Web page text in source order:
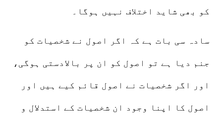
کو بھی شاید اختلاف نہیں ہوگا۔
سادہ سی بات ہے کہ اگر اصول نے شخصیات کو
جنم دیا ہے تو اصول کو ان پر بالادستی ہوگی،
اور اگر شخصیات نے اصول قائم کیے ہیں اور
اصول کا اپنا وجود ان شخصیات کے استدلال و